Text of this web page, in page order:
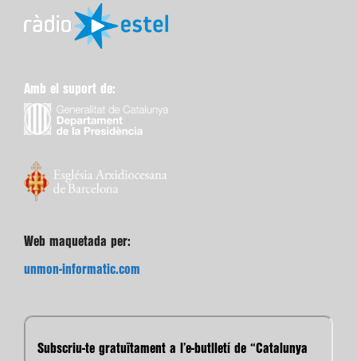
Amb el suport de:
Web maquetada per:
unmon-informatic.com
Subscriu-te gratuïtament a l’e-butlletí de “Catalunya